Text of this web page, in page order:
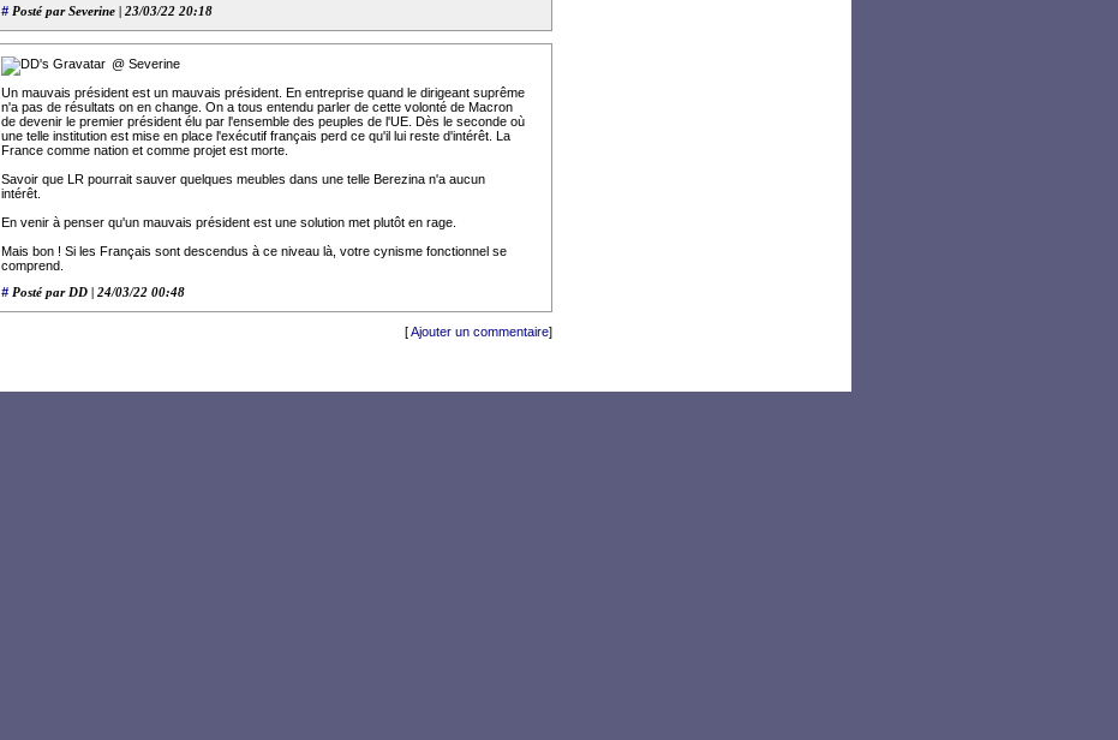
# Posté par Severine | 23/03/22 20:18
@ Severine
Un mauvais président est un mauvais président. En entreprise quand le dirigeant suprême
n'a pas de résultats on en change. On a tous entendu parler de cette volonté de Macron
de devenir le premier président élu par l'ensemble des peuples de l'UE. Dès le seconde où
une telle institution est mise en place l'exécutif français perd ce qu'il lui reste d'intérêt. La
France comme nation et comme projet est morte.
Savoir que LR pourrait sauver quelques meubles dans une telle Berezina n'a aucun
intérêt.
En venir à penser qu'un mauvais président est une solution met plutôt en rage.
Mais bon ! Si les Français sont descendus à ce niveau là, votre cynisme fonctionnel se
comprend.
# Posté par DD | 24/03/22 00:48
[Ajouter un commentaire]